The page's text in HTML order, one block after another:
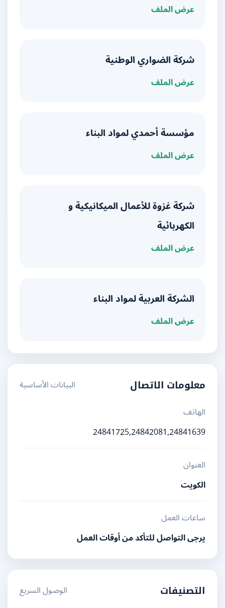
عرض الملف
شركة الضواري الوطنية
عرض الملف
مؤسسة أحمدي لمواد البناء
عرض الملف
شركة غزوة للأعمال الميكانيكية و
الكهربائية
عرض الملف
الشركة العربية لمواد البناء
عرض الملف
معلومات الاتصال
البيانات الأساسية
الهاتف
24841725,24842081,24841639
العنوان
الكويت
ساعات العمل
يرجى التواصل للتأكد من أوقات العمل
التصنيفات الوصول السريع